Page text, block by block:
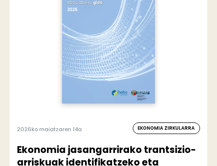
2026ko maiatzaren 14a EKONOMIA ZIRKULARRA
Ekonomia jasangarrirako trantsizio-
arriskuak identifikatzeko eta